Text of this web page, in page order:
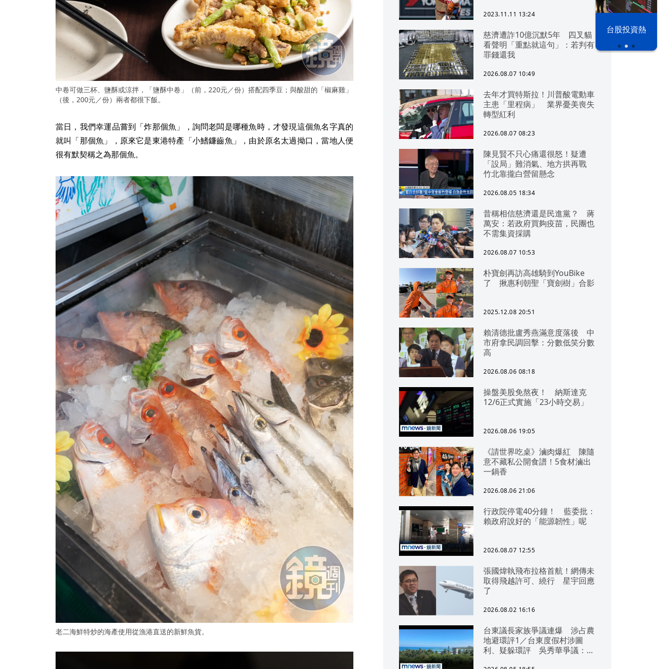
漢光42演習 台股投資熱
中卷可做三杯、鹽酥或涼拌，「鹽酥中卷」（前，220元／份）搭配四季豆；與酸甜的「椒麻雞」
（後，200元／份）兩者都很下飯。
當日，我們幸運品嘗到「炸那個魚」，詢問老闆是哪種魚時，才發現這個魚名字真的
就叫「那個魚」，原來它是東港特產「小鰭鐮齒魚」，由於原名太過拗口，當地人便
很有默契稱之為那個魚。
老二海鮮特炒的海產使用從漁港直送的新鮮魚貨。
2023.11.11 13:24
慈濟遭詐10億沉默5年 四叉貓
看聲明「重點就這句」：若判有
罪錢還我
2026.08.07 10:49
去年才買特斯拉！川普酸電動車
主患「里程病」 業界憂美喪失
轉型紅利
2026.08.07 08:23
陳見賢不只心痛還很怒！疑遭
「設局」難消氣、地方拱再戰
竹北靠攏白營留懸念
2026.08.05 18:34
昔稱相信慈濟還是民進黨？ 蔣
萬安：若政府買夠疫苗，民團也
不需集資採購
2026.08.07 10:53
朴寶劍再訪高雄騎到YouBike
了 揪惠利朝聖「寶劍樹」合影
2025.12.08 20:51
賴清德批盧秀燕滿意度落後 中
市府拿民調回擊：分數低笑分數
高
2026.08.06 08:18
操盤美股免熬夜！ 納斯達克
12/6正式實施「23小時交易」
2026.08.06 19:05
《請世界吃桌》滷肉爆紅 陳隨
意不藏私公開食譜！5食材滷出
一鍋香
2026.08.06 21:06
行政院停電40分鐘！ 藍委批：
賴政府說好的「能源韌性」呢
2026.08.07 12:55
張國煒執飛布拉格首航！網傳未
取得飛越許可、繞行 星宇回應
了
2026.08.02 16:16
台東議長家族爭議連爆 涉占農
地避環評1／台東度假村涉圖
利、疑躲環評 吳秀華爭議：概